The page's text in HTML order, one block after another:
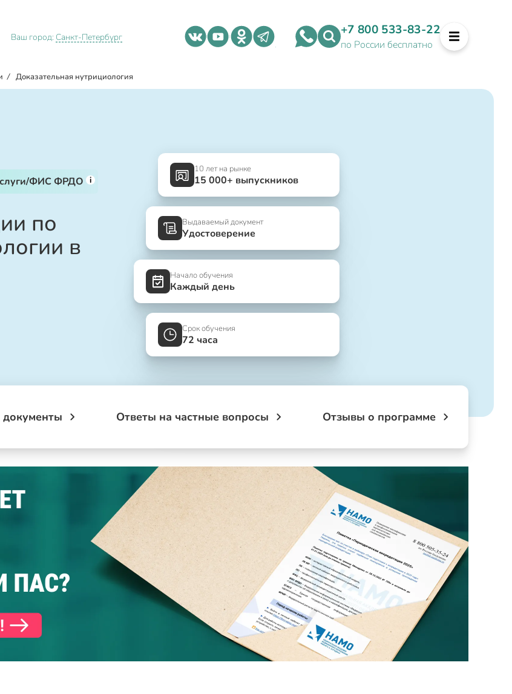
Ваш город: Санкт-Петербург +7 800 533-83-22
по России бесплатно
/ Доказательная нутрициология
ФИС ФРДО i
по
в
10 лет на рынке
15 000+ выпускников
Выдаваемый документ
Удостоверение
Начало обучения
Каждый день
Срок обучения
72 часа
Ответы на частные вопросы Отзывы о программе